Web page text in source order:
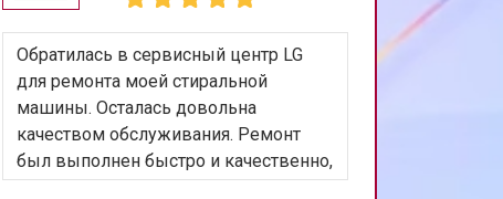
от 2300 ₽ Заказать
от 2200 ₽
Обратилась в сервисный центр LG
для ремонта моей стиральной
машины. Осталась довольна
качеством обслуживания. Ремонт
был выполнен быстро и качественно,
а персонал был очень вежлив и